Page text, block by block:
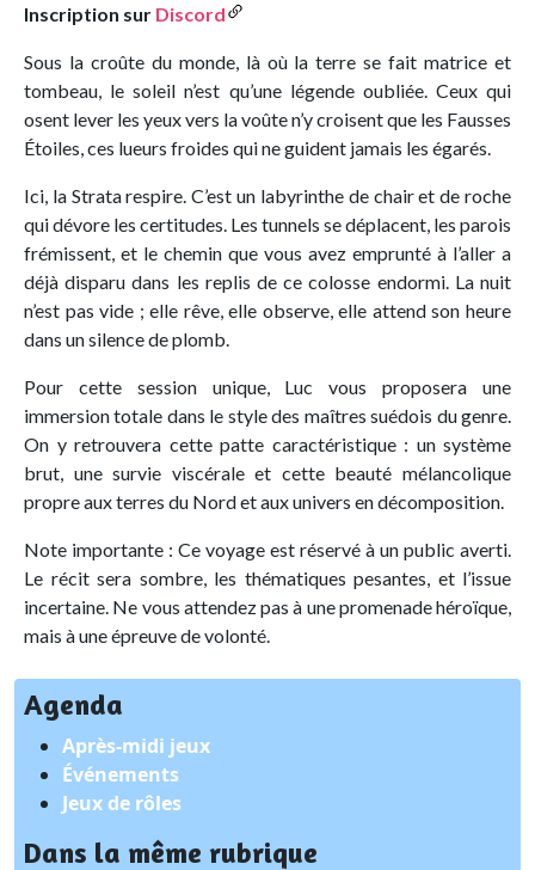
Inscription sur Discord
Sous la croûte du monde, là où la terre se fait matrice et
tombeau, le soleil n’est qu’une légende oubliée. Ceux qui
osent lever les yeux vers la voûte n’y croisent que les Fausses
Étoiles, ces lueurs froides qui ne guident jamais les égarés.
Ici, la Strata respire. C’est un labyrinthe de chair et de roche
qui dévore les certitudes. Les tunnels se déplacent, les parois
frémissent, et le chemin que vous avez emprunté à l’aller a
déjà disparu dans les replis de ce colosse endormi. La nuit
n’est pas vide ; elle rêve, elle observe, elle attend son heure
dans un silence de plomb.
Pour cette session unique, Luc vous proposera une
immersion totale dans le style des maîtres suédois du genre.
On y retrouvera cette patte caractéristique : un système
brut, une survie viscérale et cette beauté mélancolique
propre aux terres du Nord et aux univers en décomposition.
Note importante : Ce voyage est réservé à un public averti.
Le récit sera sombre, les thématiques pesantes, et l’issue
incertaine. Ne vous attendez pas à une promenade héroïque,
mais à une épreuve de volonté.
Agenda
Après-midi jeux
Événements
Jeux de rôles
Dans la même rubrique